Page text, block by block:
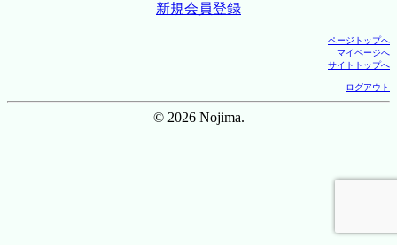
新規会員登録
ページトップへ
マイページへ
サイトトップへ
ログアウト
© 2026 Nojima.